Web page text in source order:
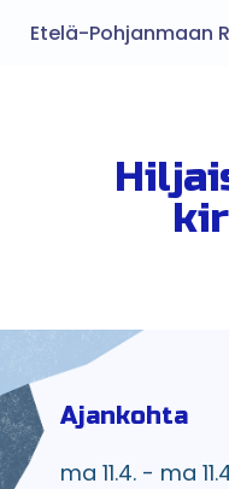
Etelä-Pohjanmaan
Ajankohta
ma 11.4. - ma